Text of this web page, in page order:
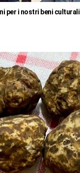
per i nostri beni culturali